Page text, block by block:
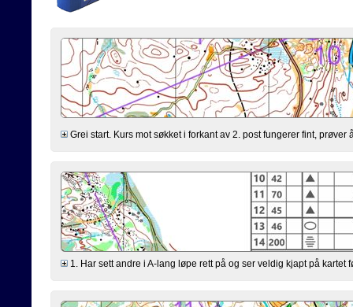
Grei start. Kurs mot søkket i forkant av 2. post fungerer fint,
1. Har sett andre i A-lang løpe rett på og ser veldig kjapt på kartet